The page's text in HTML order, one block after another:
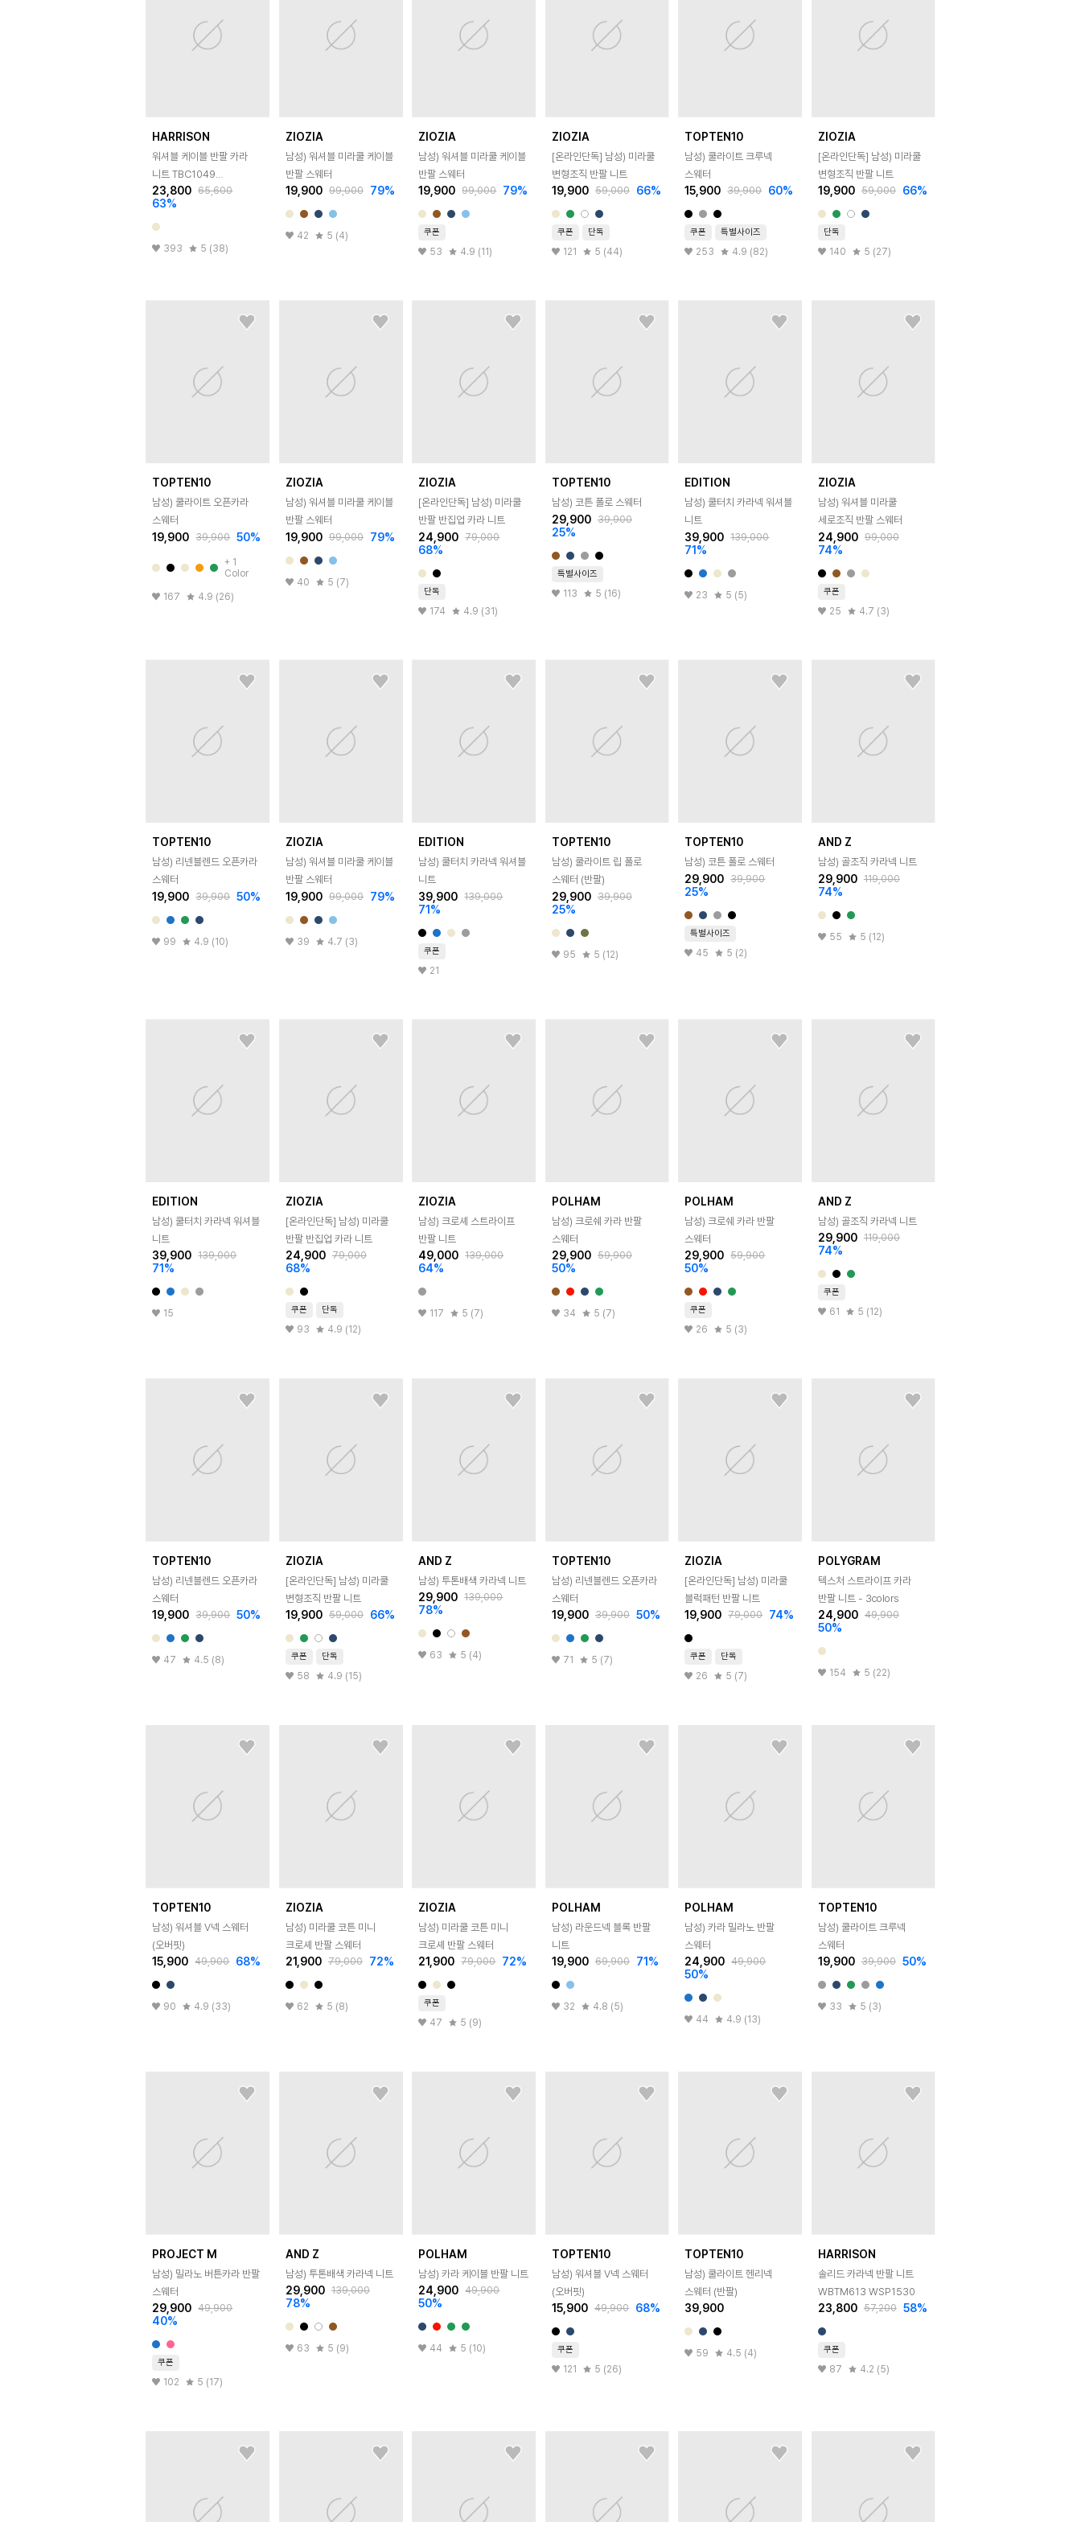
HARRISON
워셔블 케이블 반팔 카라
니트 TBC1049
(6COLOR)
23,800 65,600
63%
393 5 (38)
ZIOZIA
남성) 워셔블 미라쿨 케이블
반팔 스웨터
19,900 99,000 79%
42 5 (4)
ZIOZIA
남성) 워셔블 미라쿨 케이블
반팔 스웨터
19,900 99,000 79%
쿠폰
53 4.9 (11)
ZIOZIA
[온라인단독] 남성) 미라쿨
변형조직 반팔 니트
19,900 59,000 66%
쿠폰 단독
121 5 (44)
TOPTEN10
남성) 쿨라이트 크루넥
스웨터
15,900 39,900 60%
쿠폰 특별사이즈
253 4.9 (82)
ZIOZIA
[온라인단독] 남성) 미라쿨
변형조직 반팔 니트
19,900 59,000 66%
단독
140 5 (27)
TOPTEN10
남성) 쿨라이트 오픈카라
스웨터
19,900 39,900 50%
+ 1
Color
167 4.9 (26)
ZIOZIA
남성) 워셔블 미라쿨 케이블
반팔 스웨터
19,900 99,000 79%
40 5 (7)
ZIOZIA
[온라인단독] 남성) 미라쿨
반팔 반집업 카라 니트
24,900 79,000
68%
단독
174 4.9 (31)
TOPTEN10
남성) 코튼 폴로 스웨터
29,900 39,900
25%
특별사이즈
113 5 (16)
EDITION
남성) 쿨터치 카라넥 워셔블
니트
39,900 139,000
71 %
23 5 (5)
ZIOZIA
남성) 워셔블 미라쿨
세로조직 반팔 스웨터
24,900 99,000
74%
쿠폰
25 4.7 (3)
TOPTEN10
남성) 리넨블렌드 오픈카라
스웨터
19,900 39,900 50%
99 4.9 (10)
ZIOZIA
남성) 워셔블 미라쿨 케이블
반팔 스웨터
19,900 99,000 79%
39 4.7 (3)
EDITION
남성) 쿨터치 카라넥 워셔블
니트
39,900 139,000
71%
쿠폰
21
TOPTEN10
남성) 쿨라이트 립 폴로
스웨터 (반팔)
29,900 39,900
25%
95 5 (12)
TOPTEN10
남성) 코튼 폴로 스웨터
29,900 39,900
25%
특별사이즈
45 5 (2)
AND Z
남성) 골조직 카라넥 니트
29,900 119,000
74%
55 5 (12)
EDITION
남성) 쿨터치 카라넥 워셔블
니트
39,900 139,000
71 %
15
ZIOZIA
[온라인단독] 남성) 미라쿨
반팔 반집업 카라 니트
24,900 79,000
68%
쿠폰 단독
93 4.9 (12)
ZIOZIA
남성) 크로셰 스트라이프
반팔 니트
49,000 139,000
64%
117 5 (7)
POLHAM
남성) 크로쉐 카라 반팔
스웨터
29,900 59,900
50%
34 5 (7)
POLHAM
남성) 크로쉐 카라 반팔
스웨터
29,900 59,900
50%
쿠폰
26 5 (3)
AND Z
남성) 골조직 카라넥 니트
29,900 119,000
74%
쿠폰
61 5 (12)
TOPTEN10
남성) 리넨블렌드 오픈카라
스웨터
19,900 39,900 50%
47 4.5 (8)
ZIOZIA
[온라인단독] 남성) 미라쿨
변형조직 반팔 니트
19,900 59,000 66%
쿠폰 단독
58 4.9 (15)
AND Z
남성) 투톤배색 카라넥 니트
29,900 139,000
78%
63 5 (4)
TOPTEN10
남성) 리넨블렌드 오픈카라
스웨터
19,900 39,900 50%
71 5 (7)
ZIOZIA
[온라인단독] 남성) 미라쿨
블럭패턴 반팔 니트
19,900 79,000 74%
쿠폰 단독
26 5 (7)
POLYGRAM
텍스처 스트라이프 카라
반팔 니트 - 3colors
24,900 49,900
50%
154 5 (22)
TOPTEN10
남성) 워셔블 V넥 스웨터
(오버핏)
15,900 49,900 68%
90 4.9 (33)
ZIOZIA
남성) 미라쿨 코튼 미니
크로셰 반팔 스웨터
21,900 79,000 72%
62 5 (8)
ZIOZIA
남성) 미라쿨 코튼 미니
크로셰 반팔 스웨터
21,900 79,000 72%
쿠폰
47 5 (9)
POLHAM
남성) 라운드넥 블록 반팔
니트
19,900 69,900 71 %
32 4.8 (5)
POLHAM
남성) 카라 밀라노 반팔
스웨터
24,900 49,900
50%
44 4.9 (13)
TOPTEN10
남성) 쿨라이트 크루넥
스웨터
19,900 39,900 50%
33 5 (3)
PROJECT M
남성) 밀라노 버튼카라 반팔
스웨터
29,900 49,900
40%
쿠폰
102 5 (17)
AND Z
남성) 투톤배색 카라넥 니트
29,900 139,000
78%
63 5 (9)
POLHAM
남성) 카라 케이블 반팔 니트
24,900 49,900
50%
44 5 (10)
TOPTEN10
남성) 워셔블 V넥 스웨터
(오버핏)
15,900 49,900 68%
쿠폰
121 5 (26)
TOPTEN10
남성) 쿨라이트 헨리넥
스웨터 (반팔)
39,900
59 4.5 (4)
HARRISON
솔리드 카라넥 반팔 니트
WBTM613 WSP1530
23,800 57,200 58%
쿠폰
87 4.2 (5)